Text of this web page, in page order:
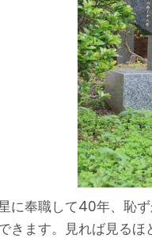
に奉職して40年、恥
きます。見れば見るほ